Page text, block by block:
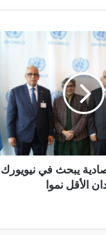
يبحث في
الأقل نموا